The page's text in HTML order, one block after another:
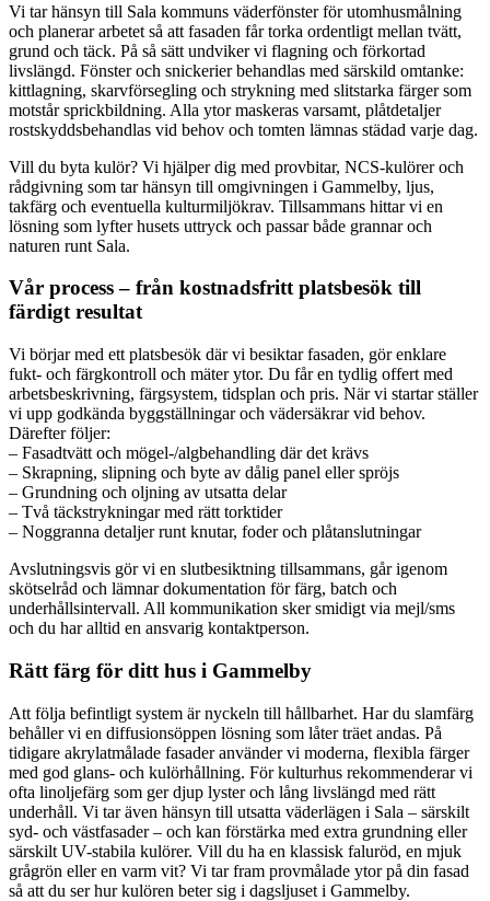
Vi tar hänsyn till Sala kommuns väderfönster för utomhusmålning
och planerar arbetet så att fasaden får torka ordentligt mellan tvätt,
grund och täck. På så sätt undviker vi flagning och förkortad
livslängd. Fönster och snickerier behandlas med särskild omtanke:
kittlagning, skarvförsegling och strykning med slitstarka färger som
motstår sprickbildning. Alla ytor maskeras varsamt, plåtdetaljer
rostskyddsbehandlas vid behov och tomten lämnas städad varje dag.
Vill du byta kulör? Vi hjälper dig med provbitar, NCS-kulörer och
rådgivning som tar hänsyn till omgivningen i Gammelby, ljus,
takfärg och eventuella kulturmiljökrav. Tillsammans hittar vi en
lösning som lyfter husets uttryck och passar både grannar och
naturen runt Sala.
Vår process – från kostnadsfritt platsbesök till
färdigt resultat
Vi börjar med ett platsbesök där vi besiktar fasaden, gör enklare
fukt- och färgkontroll och mäter ytor. Du får en tydlig offert med
arbetsbeskrivning, färgsystem, tidsplan och pris. När vi startar ställer
vi upp godkända byggställningar och vädersäkrar vid behov.
Därefter följer:
– Fasadtvätt och mögel-/algbehandling där det krävs
– Skrapning, slipning och byte av dålig panel eller spröjs
– Grundning och oljning av utsatta delar
– Två täckstrykningar med rätt torktider
– Noggranna detaljer runt knutar, foder och plåtanslutningar
Avslutningsvis gör vi en slutbesiktning tillsammans, går igenom
skötselråd och lämnar dokumentation för färg, batch och
underhållsintervall. All kommunikation sker smidigt via mejl/sms
och du har alltid en ansvarig kontaktperson.
Rätt färg för ditt hus i Gammelby
Att följa befintligt system är nyckeln till hållbarhet. Har du slamfärg
behåller vi en diffusionsöppen lösning som låter träet andas. På
tidigare akrylatmålade fasader använder vi moderna, flexibla färger
med god glans- och kulörhållning. För kulturhus rekommenderar vi
ofta linoljefärg som ger djup lyster och lång livslängd med rätt
underhåll. Vi tar även hänsyn till utsatta väderlägen i Sala – särskilt
syd- och västfasader – och kan förstärka med extra grundning eller
särskilt UV-stabila kulörer. Vill du ha en klassisk faluröd, en mjuk
grågrön eller en varm vit? Vi tar fram provmålade ytor på din fasad
så att du ser hur kulören beter sig i dagsljuset i Gammelby.